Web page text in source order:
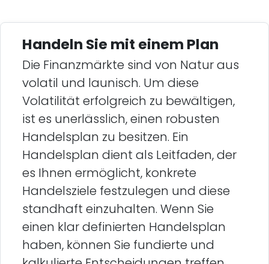
Handeln Sie mit einem Plan
Die Finanzmärkte sind von Natur aus
volatil und launisch. Um diese
Volatilität erfolgreich zu bewältigen,
ist es unerlässlich, einen robusten
Handelsplan zu besitzen. Ein
Handelsplan dient als Leitfaden, der
es Ihnen ermöglicht, konkrete
Handelsziele festzulegen und diese
standhaft einzuhalten. Wenn Sie
einen klar definierten Handelsplan
haben, können Sie fundierte und